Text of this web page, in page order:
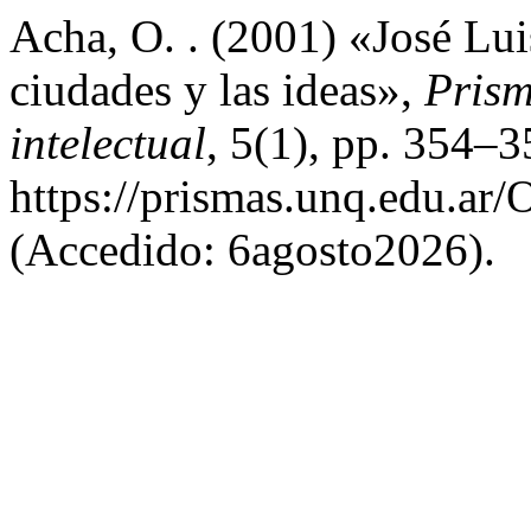
Acha, O. . (2001) «José
ciudades y las ideas»,
intelectual, 5(1), pp.
https://
(Accedido: 6agosto2026).